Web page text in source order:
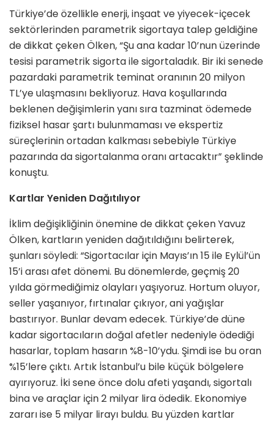
Türkiye’de özellikle enerji, inşaat ve yiyecek-içecek
sektörlerinden parametrik sigortaya talep geldiğine
de dikkat çeken Ölken, “Şu ana kadar 10’nun üzerinde
tesisi parametrik sigorta ile sigortaladık. Bir iki senede
pazardaki parametrik teminat oranının 20 milyon
TL’ye ulaşmasını bekliyoruz. Hava koşullarında
beklenen değişimlerin yanı sıra tazminat ödemede
fiziksel hasar şartı bulunmaması ve ekspertiz
süreçlerinin ortadan kalkması sebebiyle Türkiye
pazarında da sigortalanma oranı artacaktır” şeklinde
konuştu.
Kartlar Yeniden Dağıtılıyor
İklim değişikliğinin önemine de dikkat çeken Yavuz
Ölken, kartların yeniden dağıtıldığını belirterek,
şunları söyledi: “Sigortacılar için Mayıs’ın 15 ile Eylül’ün
15’i arası afet dönemi. Bu dönemlerde, geçmiş 20
yılda görmediğimiz olayları yaşıyoruz. Hortum oluyor,
seller yaşanıyor, fırtınalar çıkıyor, ani yağışlar
bastırıyor. Bunlar devam edecek. Türkiye’de düne
kadar sigortacıların doğal afetler nedeniyle ödediği
hasarlar, toplam hasarın %8-10’ydu. Şimdi ise bu oran
%15’lere çıktı. Artık İstanbul’u bile küçük bölgelere
ayırıyoruz. İki sene önce dolu afeti yaşandı, sigortalı
bina ve araçlar için 2 milyar lira ödedik. Ekonomiye
zararı ise 5 milyar lirayı buldu. Bu yüzden kartlar